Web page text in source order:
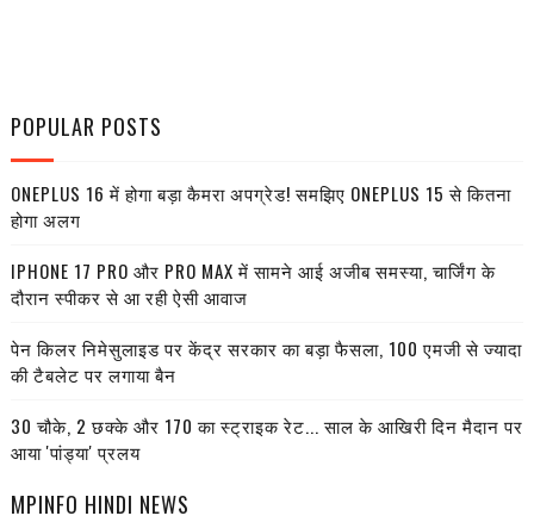
POPULAR POSTS
ONEPLUS 16 में होगा बड़ा कैमरा अपग्रेड! समझिए ONEPLUS 15 से कितना
होगा अलग
IPHONE 17 PRO और PRO MAX में सामने आई अजीब समस्या, चार्जिंग के
दौरान स्पीकर से आ रही ऐसी आवाज
पेन किलर निमेसुलाइड पर केंद्र सरकार का बड़ा फैसला, 100 एमजी से ज्यादा
की टैबलेट पर लगाया बैन
30 चौके, 2 छक्के और 170 का स्ट्राइक रेट... साल के आखिरी दिन मैदान पर
आया 'पांड्या' प्रलय
MPINFO HINDI NEWS